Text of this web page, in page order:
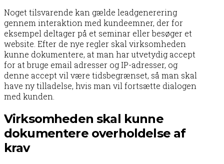
Noget tilsvarende kan gælde leadgenerering
gennem interaktion med kundeemner, der for
eksempel deltager på et seminar eller besøger et
website. Efter de nye regler skal virksomheden
kunne dokumentere, at man har utvetydig accept
for at bruge email adresser og IP-adresser, og
denne accept vil være tidsbegrænset, så man skal
have ny tilladelse, hvis man vil fortsætte dialogen
med kunden.
Virksomheden skal kunne
dokumentere overholdelse af
krav